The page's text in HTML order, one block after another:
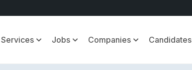
Services Jobs Companies Candidates